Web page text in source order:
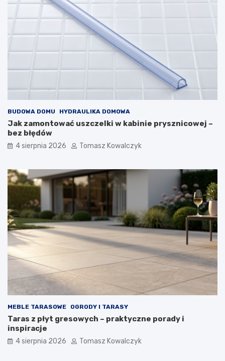
BUDOWA DOMU HYDRAULIKA DOMOWA
Jak zamontować uszczelki w kabinie prysznicowej –
bez błędów
4 sierpnia 2026 Tomasz Kowalczyk
MEBLE TARASOWE OGRODY I TARASY
Taras z płyt gresowych – praktyczne porady i
inspiracje
4 sierpnia 2026 Tomasz Kowalczyk